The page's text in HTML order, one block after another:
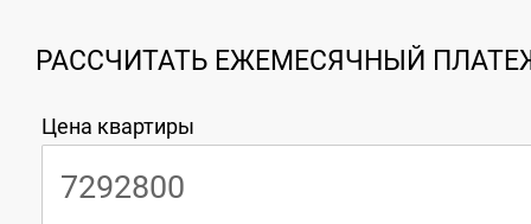
РАССЧИТАТЬ ЕЖЕМЕСЯЧНЫЙ
Цена квартиры